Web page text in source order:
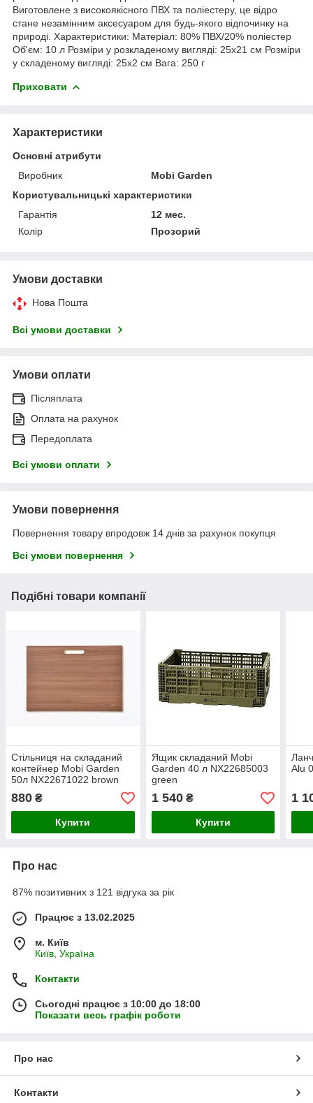
Виготовлене з високоякісного ПВХ та поліестеру, це відро
стане незамінним аксесуаром для будь-якого відпочинку на
природі. Характеристики: Матеріал: 80% ПВХ/20% поліестер
Об'єм: 10 л Розміри у розкладеному вигляді: 25x21 см Розміри
у складеному вигляді: 25x2 см Вага: 250 г
Приховати
Характеристики
Основні атрибути
Виробник
Mobi Garden
Користувальницькі характеристики
Гарантія
12 мес.
Колір
Прозорий
Умови доставки
Нова Пошта
Всі умови доставки
Умови оплати
Післяплата
Оплата на рахунок
Передоплата
Всі умови оплати
Умови повернення
Повернення товару впродовж 14 днів за рахунок покупця
Всі умови повернення
Подібні товари компанії
Стільниця на складаний
контейнер Mobi Garden
50л NX22671022 brown
880 ₴
Купити
Ящик складаний Mobi
Garden 40 л NX22685003
green
1 540₴
Купити
Alu
1
Про нас
87% позитивних з 121 відгука за рік
Працює з 13.02.2025
м. Київ
Київ, Україна
Контакти
Сьогодні працює з 10:00 до 18:00
Показати весь графік роботи
Про нас
Контакти